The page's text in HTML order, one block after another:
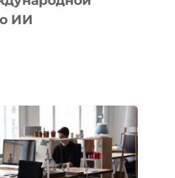
ИИ